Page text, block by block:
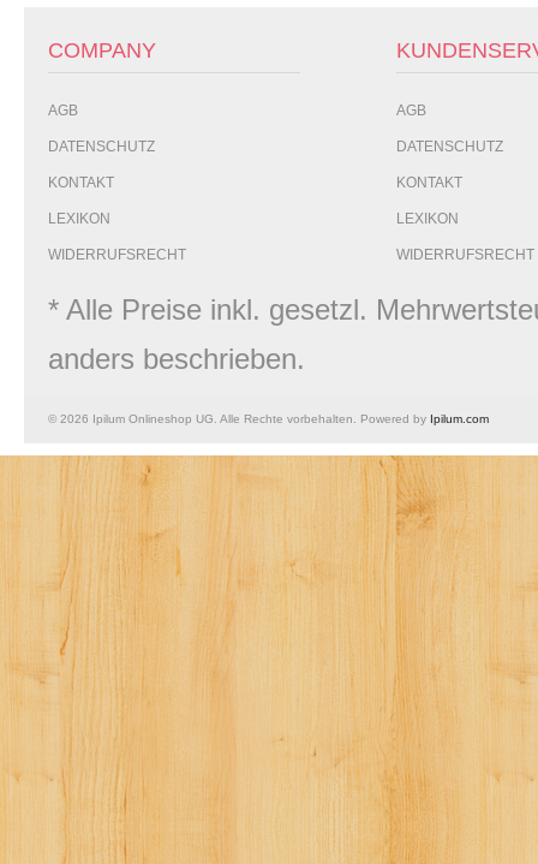
COMPANY
AGB
DATENSCHUTZ
KONTAKT
LEXIKON
WIDERRUFSRECHT
AGB
DATENSCHUTZ
KONTAKT
LEXIKON
WIDERRUFSRECHT
* Alle Preise inkl. gesetzl.
anders beschrieben.
© 2026 Ipilum Onlineshop UG. Alle Rechte vorbehalten. Powered by Ipilum.com